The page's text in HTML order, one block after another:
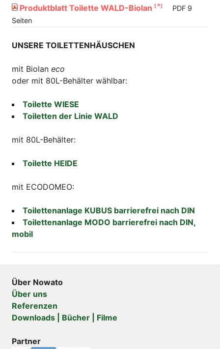
Produktblatt Toilette WALD-Biolan
PDF 9
Seiten
UNSERE TOILETTENHÄUSCHEN
mit Biolan eco
oder mit 80L-Behälter wählbar:
Toilette WIESE
Toiletten der Linie WALD
mit 80L-Behälter:
Toilette HEIDE
mit ECODOMEO:
Toilettenanlage KUBUS barrierefrei nach DIN
Toilettenanlage MODO barrierefrei nach DIN,
mobil
Über Nowato
Über uns
Referenzen
Downloads | Bücher | Filme
Partner